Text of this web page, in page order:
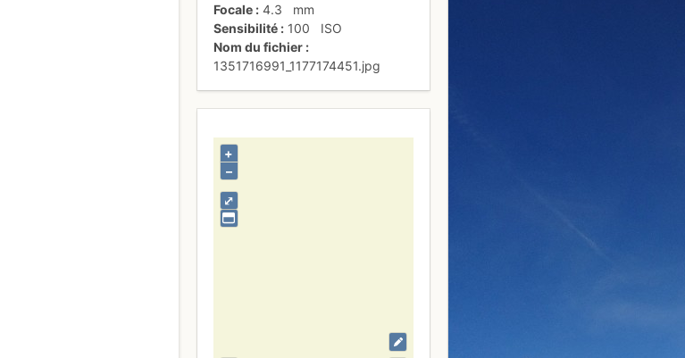
Focale
4.3
mm
Sensibilité
100
ISO
Nom du fichier
1351716991_1177174451.jpg
⤢
+
–